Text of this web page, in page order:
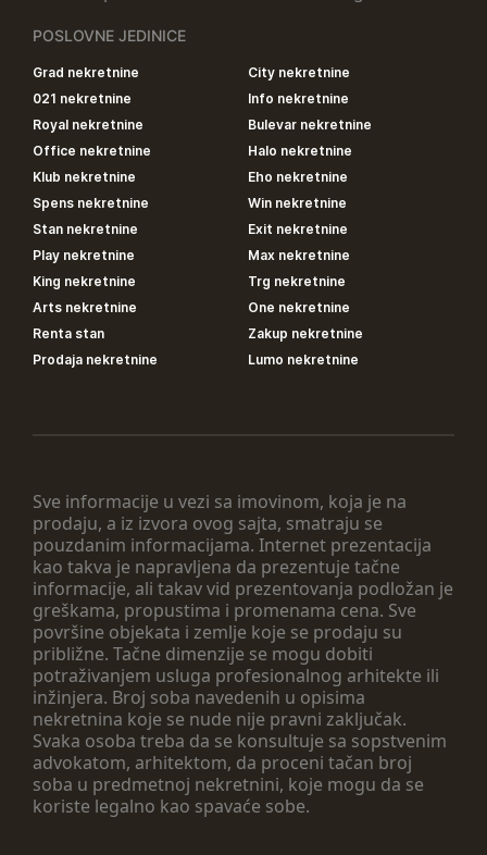
Sve informacije u vezi sa imovinom, koja je na
prodaju, a iz izvora ovog sajta, smatraju se
pouzdanim informacijama. Internet prezentacija
kao takva je napravljena da prezentuje tačne
informacije, ali takav vid prezentovanja podložan je
greškama, propustima i promenama cena. Sve
površine objekata i zemlje koje se prodaju su
približne. Tačne dimenzije se mogu dobiti
potraživanjem usluga profesionalnog arhitekte ili
inžinjera. Broj soba navedenih u opisima
nekretnina koje se nude nije pravni zaključak.
Svaka osoba treba da se konsultuje sa sopstvenim
advokatom, arhitektom, da proceni tačan broj
soba u predmetnoj nekretnini, koje mogu da se
koriste legalno kao spavaće sobe.
POSLOVNE JEDINICE
Grad nekretnine
City nekretnine
021 nekretnine
Info nekretnine
Royal nekretnine
Bulevar nekretnine
Office nekretnine
Halo nekretnine
Klub nekretnine
Eho nekretnine
Spens nekretnine
Win nekretnine
Stan nekretnine
Exit nekretnine
Play nekretnine
Max nekretnine
King nekretnine
Trg nekretnine
Arts nekretnine
One nekretnine
Renta stan
Zakup nekretnine
Prodaja nekretnine
Lumo nekretnine